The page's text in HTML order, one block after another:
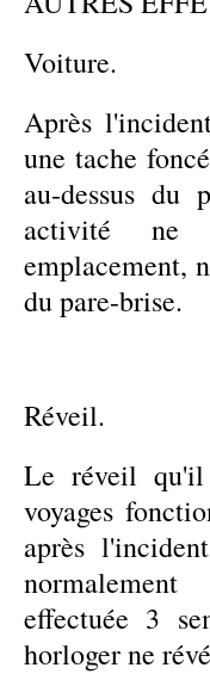
Voiture.
Après
une tache
au-dessus du
activité
emplacement,
du pare-brise.
Réveil.
Le réveil
voyages
après
effectuée 3
horloger ne